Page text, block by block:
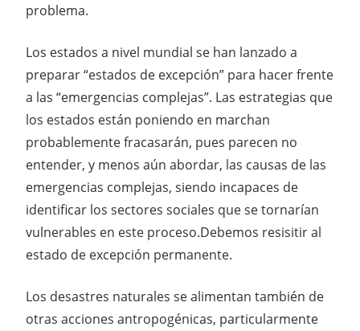
problema.
Los estados a nivel mundial se han lanzado a
preparar “estados de excepción” para hacer frente
a las “emergencias complejas”. Las estrategias que
los estados están poniendo en marchan
probablemente fracasarán, pues parecen no
entender, y menos aún abordar, las causas de las
emergencias complejas, siendo incapaces de
identificar los sectores sociales que se tornarían
vulnerables en este proceso.Debemos resisitir al
estado de excepción permanente.
Los desastres naturales se alimentan también de
otras acciones antropogénicas, particularmente